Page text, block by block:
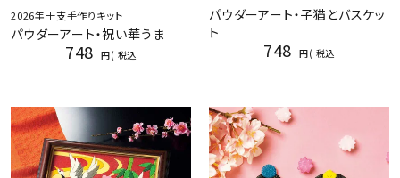
2026年干支手作りキット
パウダーアート・祝い華うま
748 税込
パウダーアート・子猫とバスケッ
ト
748 税込